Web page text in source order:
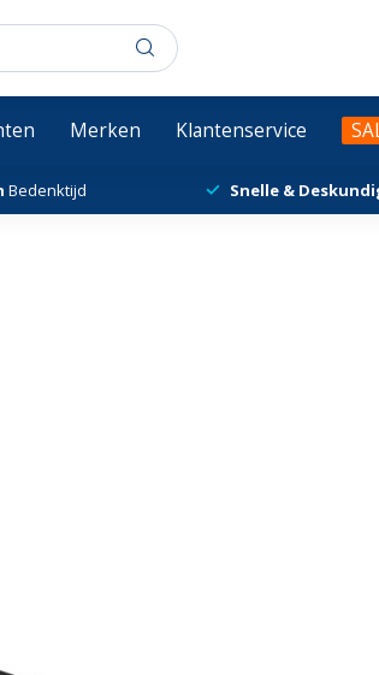
Merken Klantenservice
Bedenktijd Snelle &